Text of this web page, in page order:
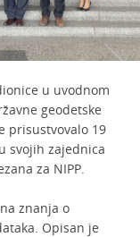
u uvodnom
geodetske
prisustvovalo 19
svojih zajednica
za NIPP.
znanja o
Opisan je